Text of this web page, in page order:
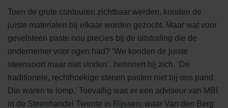
Toen de grote contouren zichtbaar werden, konden de
juiste materialen bij elkaar worden gezocht. Maar wat voor
gevelsteen paste nou precies bij de uitstraling die de
ondernemer voor ogen had? ‘We konden de juiste
steensoort maar niet vinden’, herinnert hij zich. ‘De
traditionele, rechthoekige stenen pasten niet bij ons pand.
Die waren te lomp.’ Toevallig was er een adviseur van MBI
in de Steenhandel Twente in Rijssen, waar Van den Berg